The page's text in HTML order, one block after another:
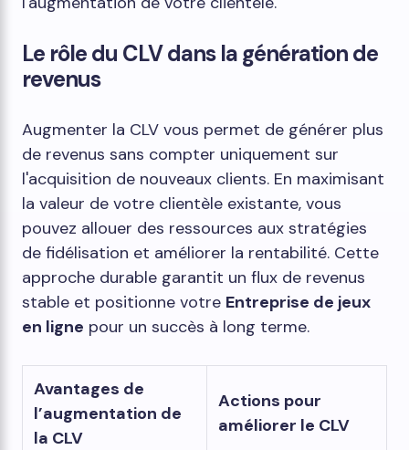
Le rôle du CLV dans la génération de
revenus
Augmenter la CLV vous permet de générer plus
de revenus sans compter uniquement sur
l'acquisition de nouveaux clients. En maximisant
la valeur de votre clientèle existante, vous
pouvez allouer des ressources aux stratégies
de fidélisation et améliorer la rentabilité. Cette
approche durable garantit un flux de revenus
stable et positionne votre Entreprise de jeux
en ligne pour un succès à long terme.
Avantages de
l’augmentation de
la CLV
Actions pour
améliorer le CLV